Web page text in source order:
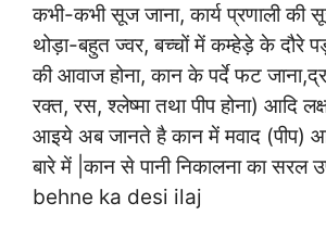
कभी-कभी सूज जाना, कार्य प्रणाली की
थोड़ा-बहुत ज्वर, बच्चों में कम्हेड़े के दौरे
की आवाज होना, कान के पर्दे फट
रक्त, रस, श्लेष्मा तथा पीप होना) आदि
आइये अब जानते है कान में मवाद (पीप)
बारे में |कान से पानी निकालना का सरल
behne ka desi ilaj